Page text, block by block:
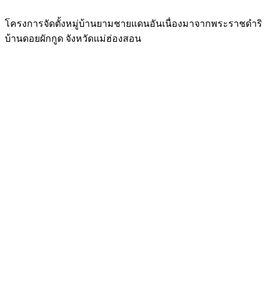
โครงการจัดตั้งหมู่บ้านยามชายแดนอันเนื่องมาจากพระราชดำริ
บ้านดอยผักกูด จังหวัดแม่ฮ่องสอน